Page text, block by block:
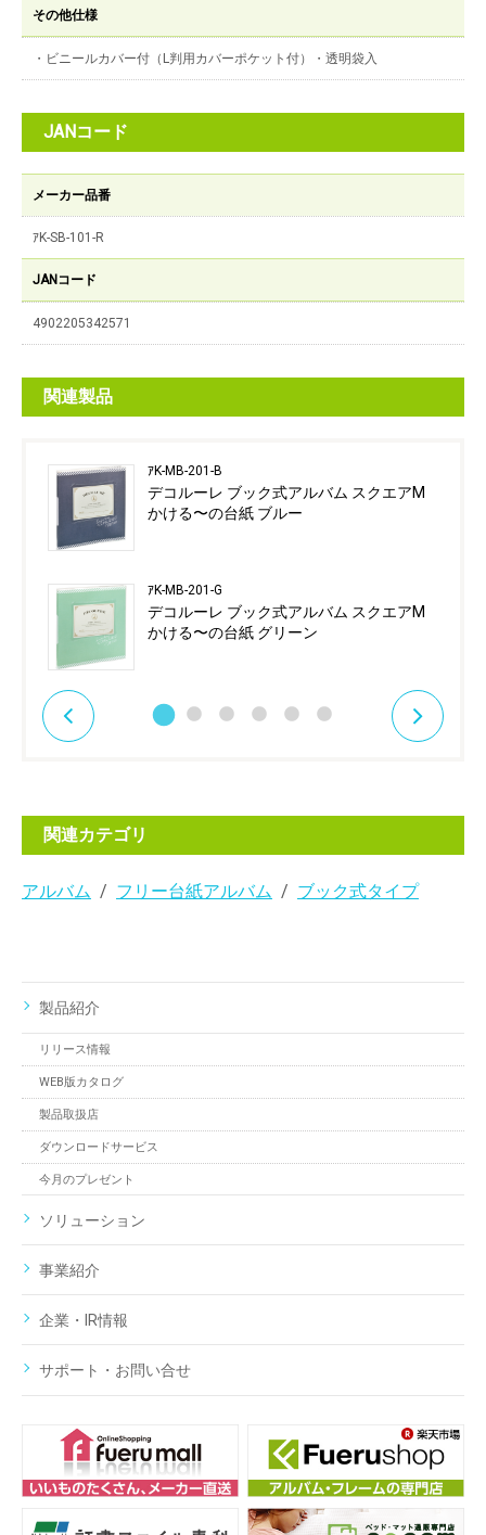
その他仕様
・ビニールカバー付（L判用カバーポケット付）・透明袋入
JANコード
メーカー品番
ｱK-SB-101-R
JANコード
4902205342571
関連製品
ｱK-MB-201-B
デコルーレ ブック式アルバム スクエアM
かける〜の台紙 ブルー
ｱK-MB-201-G
デコルーレ ブック式アルバム スクエアM
かける〜の台紙 グリーン
関連カテゴリ
アルバム フリー台紙アルバム ブック式タイプ
製品紹介
リリース情報
WEB版カタログ
製品取扱店
ダウンロードサービス
今月のプレゼント
ソリューション
事業紹介
企業・IR情報
サポート・お問い合せ